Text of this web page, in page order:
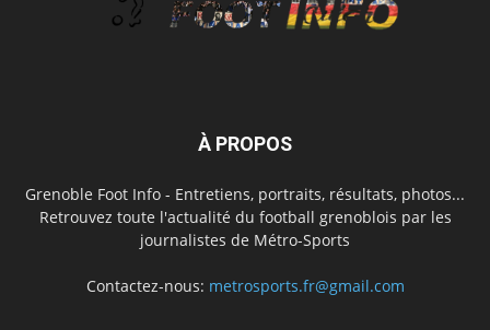
À PROPOS
Grenoble Foot Info - Entretiens, portraits, résultats, photos...
Retrouvez toute l'actualité du football grenoblois par les
journalistes de Métro-Sports
Contactez-nous: metrosports.fr@gmail.com